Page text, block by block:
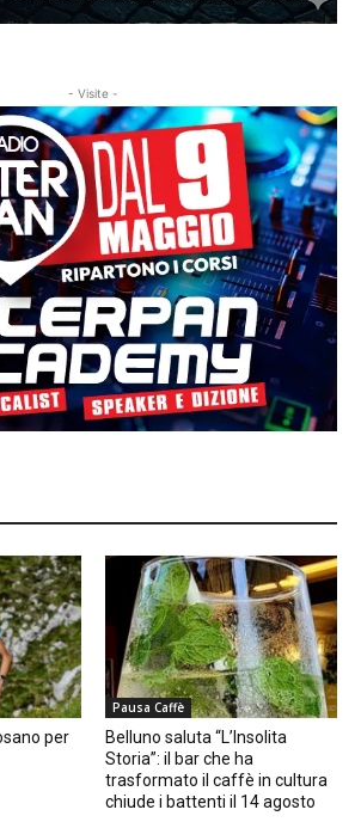
- Visite -
per
Pausa Caffè
Belluno saluta “L’Insolita
Storia”: il bar che ha
trasformato il caffè in cultura
chiude i battenti il 14 agosto